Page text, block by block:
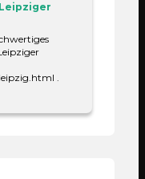
Beständigkeit
Zeitraum
.